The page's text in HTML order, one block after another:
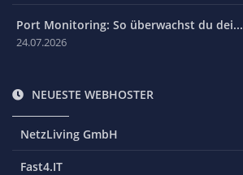
Port Monitoring: So überwachst du dei...
24.07.2026
NEUESTE WEBHOSTER
NetzLiving GmbH
Fast4.IT